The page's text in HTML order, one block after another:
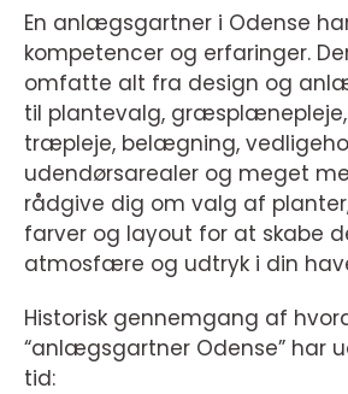
En anlægsgartner i Odense
kompetencer og erfaringer.
omfatte alt fra design og
til plantevalg,
træpleje, belægning,
udendørsarealer og meget
rådgive dig om valg af
farver og layout for at skabe
atmosfære og udtryk i din
Historisk gennemgang af
“anlægsgartner Odense” har
tid: